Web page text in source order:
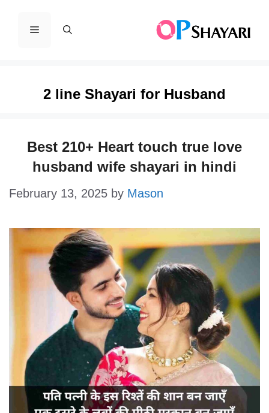
Menu
2 line Shayari for Husband
Best 210+ Heart touch true love
husband wife shayari in hindi
February 13, 2025 by Mason